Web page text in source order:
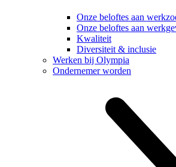
Onze beloftes aan
Onze beloftes aan
Kwaliteit
Diversiteit & inclusie
Werken bij Olympia
Ondernemer worden